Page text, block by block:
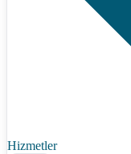
Hizmetler